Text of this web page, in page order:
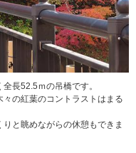
長52.5ｍの吊橋です。
の紅葉のコントラストはまる
と眺めながらの休憩もできま